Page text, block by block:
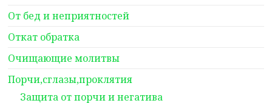
От бед и неприятностей
Откат обратка
Очищающие молитвы
Порчи,сглазы,проклятия
Защита от порчи и негатива